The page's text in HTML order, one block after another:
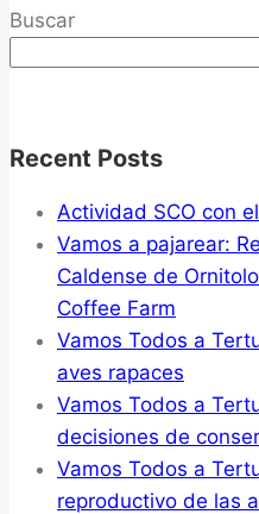
Buscar
Recent Posts
Actividad SCO con
Vamos a pajarear:
Caldense de
Coffee Farm
Vamos Todos a
aves rapaces
Vamos Todos a
decisiones de
Vamos Todos a
reproductivo de las